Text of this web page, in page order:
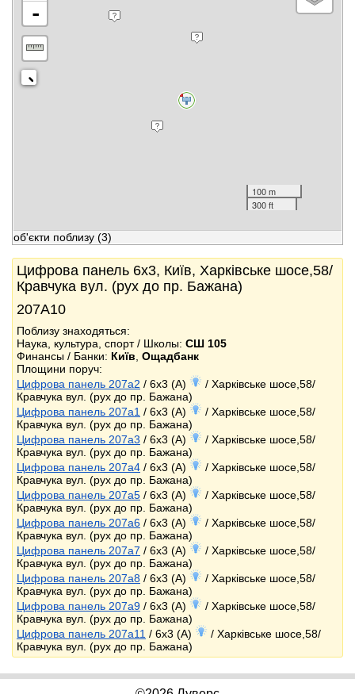
-
100 m
300 ft
об'єкти поблизу (3)
Цифрова панель 6x3, Київ, Харківське шосе,58/
Кравчука вул. (рух до пр. Бажана)
207А10
Поблизу знаходяться:
Наука, культура, спорт / Школы: СШ 105
Финансы / Банки: Київ Ощадбанк
Площини поруч:
Цифрова панель 207a2 / 6x3 (A)
/ Харківське шосе,58/
Кравчука вул. (рух до пр. Бажана)
Цифрова панель 207a1 / 6x3 (A)
/ Харківське шосе,58/
Кравчука вул. (рух до пр. Бажана)
Цифрова панель 207a3 / 6x3 (A)
/ Харківське шосе,58/
Кравчука вул. (рух до пр. Бажана)
Цифрова панель 207a4 / 6x3 (A)
/ Харківське шосе,58/
Кравчука вул. (рух до пр. Бажана)
Цифрова панель 207a5 / 6x3 (A)
/ Харківське шосе,58/
Кравчука вул. (рух до пр. Бажана)
Цифрова панель 207a6 / 6x3 (A)
/ Харківське шосе,58/
Кравчука вул. (рух до пр. Бажана)
Цифрова панель 207a7 / 6x3 (A)
/ Харківське шосе,58/
Кравчука вул. (рух до пр. Бажана)
Цифрова панель 207a8 / 6x3 (A)
/ Харківське шосе,58/
Кравчука вул. (рух до пр. Бажана)
Цифрова панель 207a9 / 6x3 (A)
/ Харківське шосе,58/
Кравчука вул. (рух до пр. Бажана)
Цифрова панель 207a11 / 6x3 (A)
/ Харківське шосе,58/
Кравчука вул. (рух до пр. Бажана)